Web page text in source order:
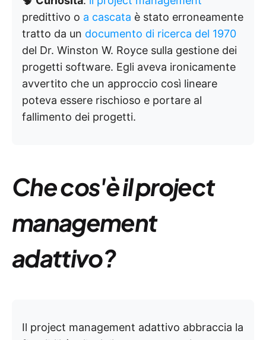
predittivo o a cascata è stato erroneamente
tratto da un documento di ricerca del 1970
del Dr. Winston W. Royce sulla gestione dei
progetti software. Egli aveva ironicamente
avvertito che un approccio così lineare
poteva essere rischioso e portare al
fallimento dei progetti.
Che cos'è il project
management
adattivo?
Il project management adattivo abbraccia la